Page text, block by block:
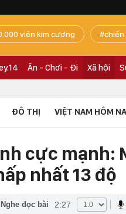
viên kim cương chiến
Ăn - Chơi - Đi Xã hội
ĐÔ THỊ VIỆT NAM HÔM
cực mạnh:
nhất 13 độ
Nghe đọc bài 2:27